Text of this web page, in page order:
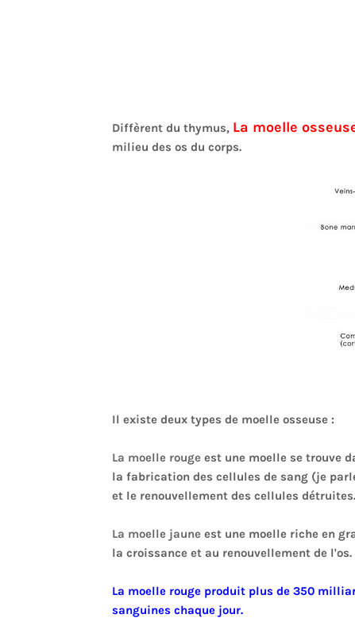
Diffèrent du thymus, La moelle
milieu des os du corps.
Il existe deux types de moelle osseuse :
La moelle rougeest une moelle se trouve
la fabrication des cellules de sang (je
et le renouvellement des cellules détruites.
La moelle jauneest une moelle riche en
la croissance et au renouvellement de l'os.
La moelle rouge produit plus de 350
sanguines chaque jour.